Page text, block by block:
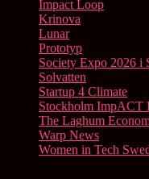
Impact Loop
Krinova
Lunar
Prototyp
Society Expo 2026 i
Solvatten
Startup 4 Climate
Stockholm ImpACT
The Laghum
Warp News
Women in Tech